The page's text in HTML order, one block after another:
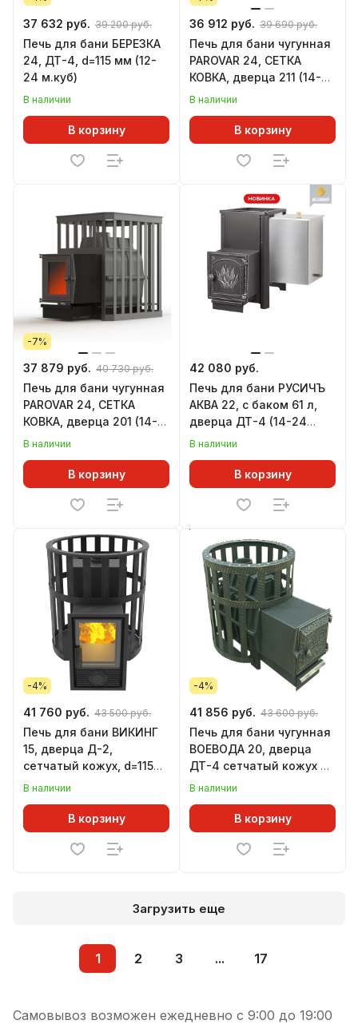
37 632 руб. 39 200 руб.
Печь для бани БЕРЕЗКА
24, ДТ-4, d=115 мм (12-
24 м.куб)
В наличии
В корзину
36 912 руб. 39 690 руб.
Печь для бани чугунная
PAROVAR 24, СЕТКА
КОВКА, дверца 211 (14-
24 м.куб)
В наличии
В корзину
-7%
37 879 руб. 40 730 руб.
Печь для бани чугунная
PAROVAR 24, СЕТКА
КОВКА, дверца 201 (14-
24 м.куб)
В наличии
В корзину
42 080 руб.
Печь для бани РУСИЧЪ
АКВА 22, с баком 61 л,
дверца ДТ-4 (14-24
м.куб)
В наличии
В корзину
-4%
41 760 руб. 43 500 руб.
Печь для бани ВИКИНГ
15, дверца Д-2,
сетчатый кожух, d=115
мм (8-20 м.куб)
В наличии
В корзину
-4%
41 856 руб. 43 600 руб.
Печь для бани чугунная
ВОЕВОДА 20, дверца
ДТ-4 сетчатый кожух d
= 115 мм (12-20 м.куб)
В наличии
В корзину
Загрузить еще
1 2 3 ... 17
Самовывоз возможен ежедневно с 9:00 до 19:00